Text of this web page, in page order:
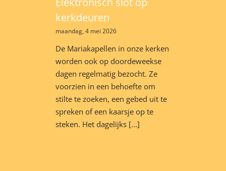
kerkdeuren
maandag, 4 mei 2026
De Mariakapellen in onze kerken
worden ook op doordeweekse
dagen regelmatig bezocht. Ze
voorzien in een behoefte om
stilte te zoeken, een gebed uit te
spreken of een kaarsje op te
steken. Het dagelijks [...]